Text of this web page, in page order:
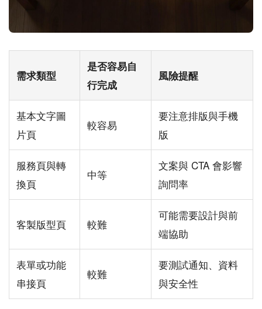
需求類型
是否容易自
行完成
風險提醒
基本文字圖
片頁
較容易
要注意排版與手機
版
服務頁與轉
換頁
中等
文案與 CTA 會影響
詢問率
客製版型頁 較難
可能需要設計與前
端協助
表單或功能
串接頁
較難
要測試通知、資料
與安全性